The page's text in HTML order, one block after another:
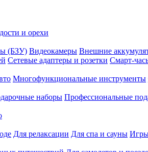
и орехи
(БЗУ) Видеокамеры Внешние
Сетевые адаптеры и розетки Смарт-
Многофункциональные инструменты
наборы Профессиональные
Для релаксации Для спа и сауны